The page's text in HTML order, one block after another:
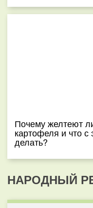
Почему желтеют
картофеля и что с
делать?
НАРОДНЫЙ